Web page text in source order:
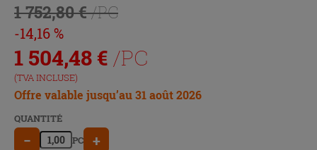
1 752,80 €/PC
-14,16 %
1 504,48 € /PC
(TVA INCLUSE)
Offre valable jusqu’au 31 août 2026
QUANTITÉ
− PC +